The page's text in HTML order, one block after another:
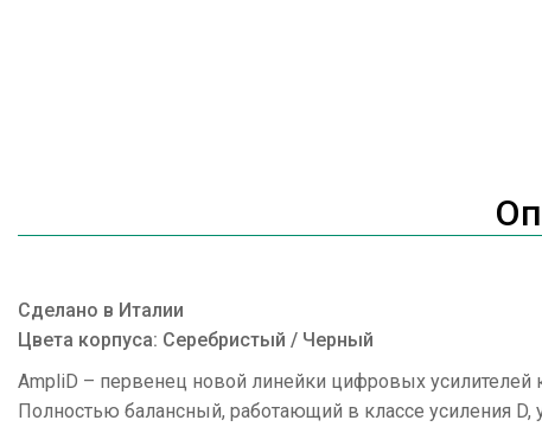
Сделано в Италии
Цвета корпуса: Серебристый / Черный
AmpliD – первенец новой линейки цифровых усилителей
Полностью балансный, работающий в классе усиления D,